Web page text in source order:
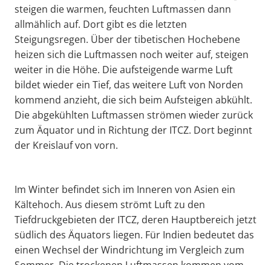
steigen die warmen, feuchten Luftmassen dann
allmählich auf. Dort gibt es die letzten
Steigungsregen. Über der tibetischen Hochebene
heizen sich die Luftmassen noch weiter auf, steigen
weiter in die Höhe. Die aufsteigende warme Luft
bildet wieder ein Tief, das weitere Luft von Norden
kommend anzieht, die sich beim Aufsteigen abkühlt.
Die abgekühlten Luftmassen strömen wieder zurück
zum Äquator und in Richtung der ITCZ. Dort beginnt
der Kreislauf von vorn.
Im Winter befindet sich im Inneren von Asien ein
Kältehoch. Aus diesem strömt Luft zu den
Tiefdruckgebieten der ITCZ, deren Hauptbereich jetzt
südlich des Äquators liegen. Für Indien bedeutet das
einen Wechsel der Windrichtung im Vergleich zum